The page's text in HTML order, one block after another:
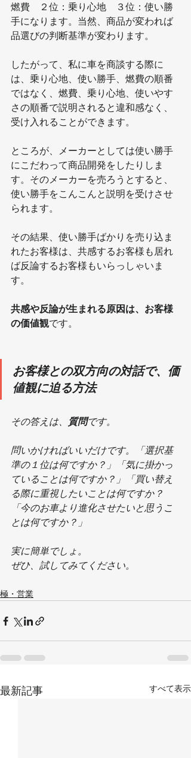
燃費　２位：乗り心地　３位：使い勝
手になります。当然、商品が変われば
品選びの判断基準が変わります。
したがって、私に車を商談する際に
は、乗り心地、使い勝手、燃費の順番
ではなく、燃費、乗り心地、使いやす
さの順番で説明されると違和感なく、
受け入れることができます。
ところが、メーカーとしては使い勝手
にこだわって商品開発をしたりしま
す。そのメーカーを売ろうとすると、
使い勝手をこんこんと説明を受けさせ
られます。
その結果、使い勝手ばかりを売り込ま
れたお客様は、共感するお客様も居れ
ば反論するお客様もいらっしゃいま
す。
共感や反論が生まれる原因は、お客様
の価値観です。
お客様との双方向の対話で、価
値観に迫る方法
その答えは、 質問です。
問いかければいいだけです。「選択基
準の１位は何ですか？」「気に掛かっ
ていることは何ですか？」「買い替え
る際に重視したいことは何ですか？
「今のお車より進化させたいと思うこ
とは何ですか？」
実に簡単でしょ。
ぜひ、試してみてください。
極・営業
最新記事 すべて表示